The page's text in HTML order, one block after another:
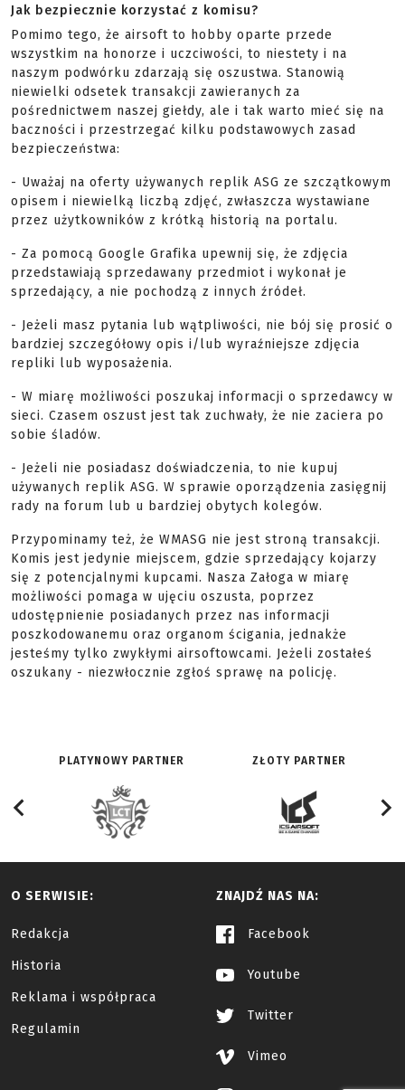
Jak bezpiecznie korzystać z komisu?
Pomimo tego, że airsoft to hobby oparte przede
wszystkim na honorze i uczciwości, to niestety i na
naszym podwórku zdarzają się oszustwa. Stanowią
niewielki odsetek transakcji zawieranych za
pośrednictwem naszej giełdy, ale i tak warto mieć się na
baczności i przestrzegać kilku podstawowych zasad
bezpieczeństwa:
- Uważaj na oferty używanych replik ASG ze szczątkowym
opisem i niewielką liczbą zdjęć, zwłaszcza wystawiane
przez użytkowników z krótką historią na portalu.
- Za pomocą Google Grafika upewnij się, że zdjęcia
przedstawiają sprzedawany przedmiot i wykonał je
sprzedający, a nie pochodzą z innych źródeł.
- Jeżeli masz pytania lub wątpliwości, nie bój się prosić o
bardziej szczegółowy opis i/lub wyraźniejsze zdjęcia
repliki lub wyposażenia.
- W miarę możliwości poszukaj informacji o sprzedawcy w
sieci. Czasem oszust jest tak zuchwały, że nie zaciera po
sobie śladów.
- Jeżeli nie posiadasz doświadczenia, to nie kupuj
używanych replik ASG. W sprawie oporządzenia zasięgnij
rady na forum lub u bardziej obytych kolegów.
Przypominamy też, że WMASG nie jest stroną transakcji.
Komis jest jedynie miejscem, gdzie sprzedający kojarzy
się z potencjalnymi kupcami. Nasza Załoga w miarę
możliwości pomaga w ujęciu oszusta, poprzez
udostępnienie posiadanych przez nas informacji
poszkodowanemu oraz organom ścigania, jednakże
jesteśmy tylko zwykłymi airsoftowcami. Jeżeli zostałeś
oszukany - niezwłocznie zgłoś sprawę na policję.
PLATYNOWY PARTNER ZŁOTY PARTNER
O SERWISIE:
Redakcja
Historia
Reklama i współpraca
Regulamin
ZNAJDŹ NAS NA:
Facebook
Youtube
Twitter
Vimeo